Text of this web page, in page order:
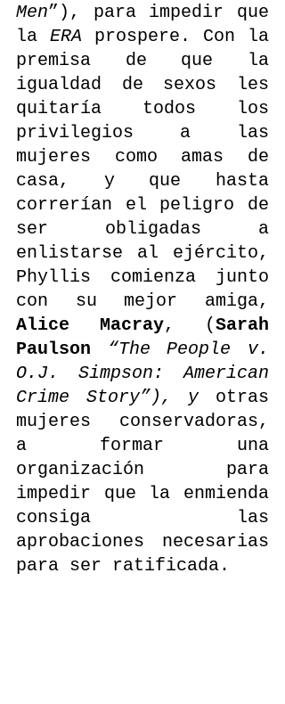
Men”), para impedir que
la ERA prospere. Con la
premisa de que la
igualdad de sexos les
quitaría todos los
privilegios a las
mujeres como amas de
casa, y que hasta
correrían el peligro de
ser obligadas a
enlistarse al ejército,
Phyllis comienza junto
Alice Macray, (Sarah
Paulson
“The People v.
O.J. Simpson: American
Crime Story”), y otras
mujeres conservadoras,
a formar una
organización para
impedir que la enmienda
consiga las
aprobaciones necesarias
para ser ratificada.